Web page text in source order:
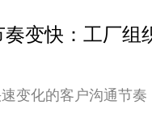
变快：工厂组
变化的客户沟通节奏